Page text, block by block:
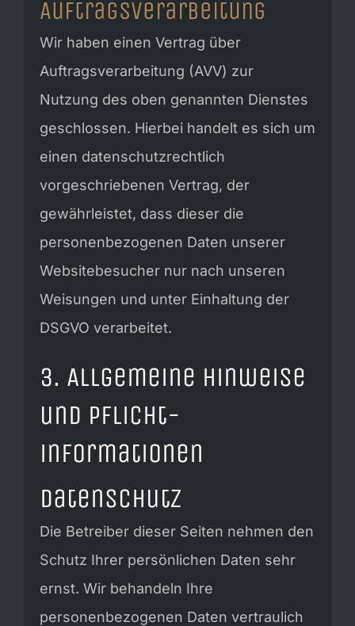
Auftragsverarbeitung
Wir haben einen Vertrag über
Auftragsverarbeitung (AVV) zur
Nutzung des oben genannten Dienstes
geschlossen. Hierbei handelt es sich um
einen datenschutzrechtlich
vorgeschriebenen Vertrag, der
gewährleistet, dass dieser die
personenbezogenen Daten unserer
Websitebesucher nur nach unseren
Weisungen und unter Einhaltung der
DSGVO verarbeitet.
3. Allgemeine Hinweise
und Pflicht­
informationen
Datenschutz
Die Betreiber dieser Seiten nehmen den
Schutz Ihrer persönlichen Daten sehr
ernst. Wir behandeln Ihre
personenbezogenen Daten vertraulich